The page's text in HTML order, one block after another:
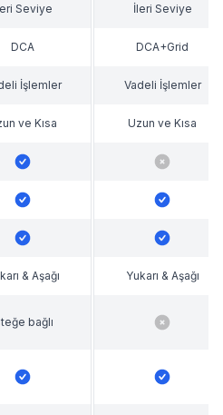
Seviye İleri Seviye
DCA DCA+Grid
İşlemler Vadeli İşlemler
ve Kısa Uzun ve Kısa
& Aşağı Yukarı & Aşağı
bağlı